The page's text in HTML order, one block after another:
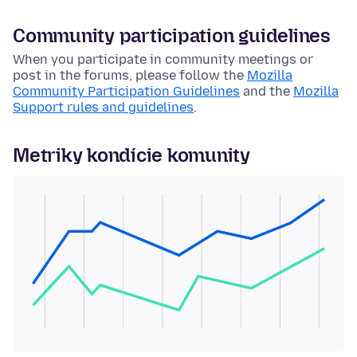
Community participation guidelines
When you participate in community meetings or
post in the forums, please follow the Mozilla
Community Participation Guidelines and the Mozilla
Support rules and guidelines.
Metriky kondície komunity